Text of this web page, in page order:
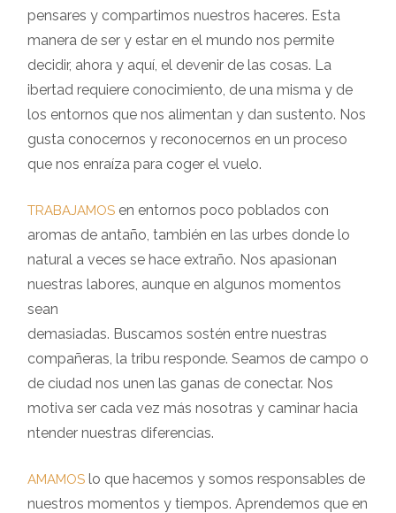
pensares y compartimos nuestros haceres. Esta
manera de ser y estar en el mundo nos permite
decidir, ahora y aquí, el devenir de las cosas. La
ibertad requiere conocimiento, de una misma y de
los entornos que nos alimentan y dan sustento. Nos
gusta conocernos y reconocernos en un proceso
que nos enraíza para coger el vuelo.
TRABAJAMOS en entornos poco poblados con
aromas de antaño, también en las urbes donde lo
natural a veces se hace extraño. Nos apasionan
nuestras labores, aunque en algunos momentos
sean
demasiadas. Buscamos sostén entre nuestras
compañeras, la tribu responde. Seamos de campo o
de ciudad nos unen las ganas de conectar. Nos
motiva ser cada vez más nosotras y caminar hacia
ntender nuestras diferencias.
AMAMOS lo que hacemos y somos responsables de
nuestros momentos y tiempos. Aprendemos que en